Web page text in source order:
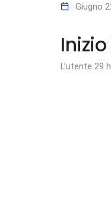
Giugno
L’utente 29